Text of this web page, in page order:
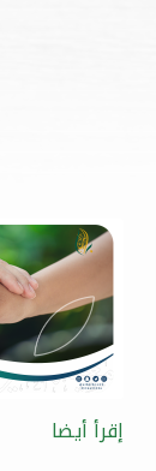
إقرأ أيضا